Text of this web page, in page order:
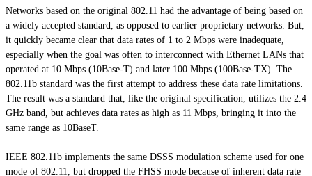
Networks based on the original 802.11 had the advantage of being based on
a widely accepted standard, as opposed to earlier proprietary networks. But,
it quickly became clear that data rates of 1 to 2 Mbps were inadequate,
especially when the goal was often to interconnect with Ethernet LANs that
operated at 10 Mbps (10Base-T) and later 100 Mbps (100Base-TX). The
802.11b standard was the first attempt to address these data rate limitations.
The result was a standard that, like the original specification, utilizes the 2.4
GHz band, but achieves data rates as high as 11 Mbps, bringing it into the
same range as 10BaseT.
IEEE 802.11b implements the same DSSS modulation scheme used for one
mode of 802.11, but dropped the FHSS mode because of inherent data rate